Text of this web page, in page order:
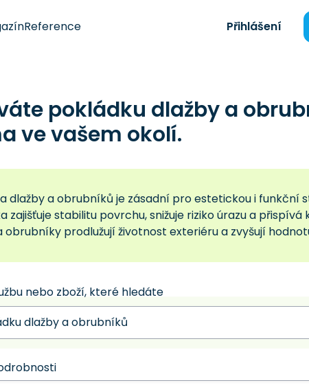
Reference Přihlášení
pokládku dlažby a
ve vašem okolí.
dlažby a obrubníků je zásadní pro estetickou i
zajišťuje stabilitu povrchu, snižuje riziko úrazu a
obrubníky prodlužují životnost exteriéru a zvyšují
nebo zboží, které hledáte